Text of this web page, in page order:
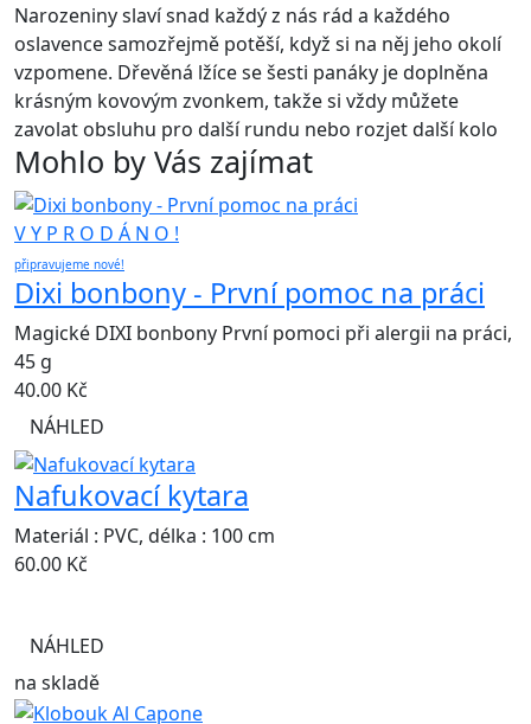
Narozeniny slaví snad každý z nás rád a každého
oslavence samozřejmě potěší, když si na něj jeho okolí
vzpomene. Dřevěná lžíce se šesti panáky je doplněna
krásným kovovým zvonkem, takže si vždy můžete
zavolat obsluhu pro další rundu nebo rozjet další kolo
Mohlo by Vás zajímat
V Y P R O D Á N O !
připravujeme nové!
Dixi bonbony - První pomoc na práci
Magické DIXI bonbony První pomoci při alergii na práci,
45 g
40.00 Kč
NÁHLED
Nafukovací kytara
Materiál : PVC, délka : 100 cm
60.00 Kč
NÁHLED
na skladě